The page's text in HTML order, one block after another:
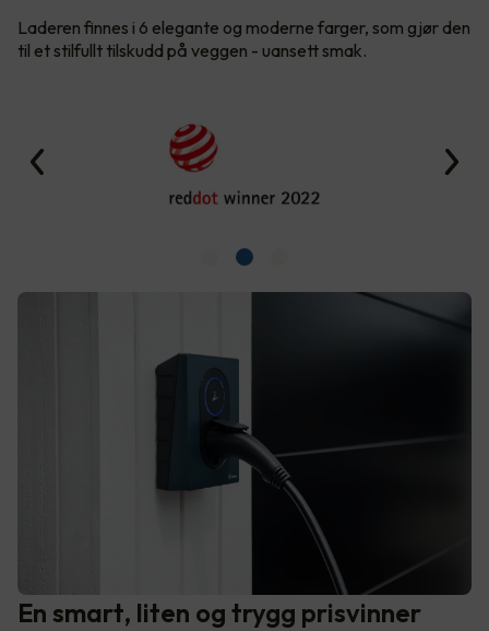
Laderen finnes i 6 elegante og moderne farger, som gjør den
til et stilfullt tilskudd på veggen - uansett smak.
En smart, liten og trygg prisvinner